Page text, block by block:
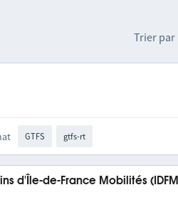
Trier par
GTFS gtfs-rt
d'Île-de-France Mobilités